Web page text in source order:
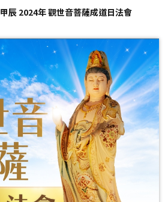
甲辰 2024年 觀世音菩薩成道日法會